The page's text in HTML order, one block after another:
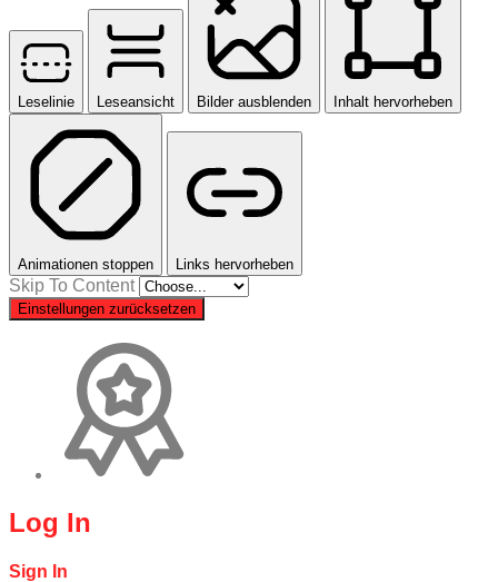
Leselinie Leseansicht Bilder ausblenden Inhalt hervorheben
Animationen stoppen Links hervorheben
Skip To Content
Einstellungen zurücksetzen
Log In
Sign In